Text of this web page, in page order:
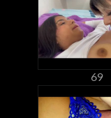
69